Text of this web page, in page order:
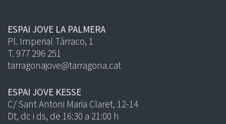
ESPAI JOVE LA PALMERA
Pl. Imperial Tàrraco, 1
T. 977 296 251
tarragonajove@tarragona.cat
ESPAI JOVE KESSE
C/ Sant Antoni Maria Claret, 12-14
Dt, dc i ds, de 16:30 a 21:00 h